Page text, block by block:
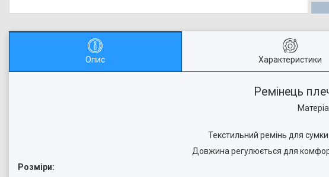
Опис Характеристики
Ремінець
Текстильний ремінь для
Довжина регулюється для
Розміри: